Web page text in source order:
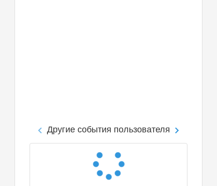
Другие события пользователя